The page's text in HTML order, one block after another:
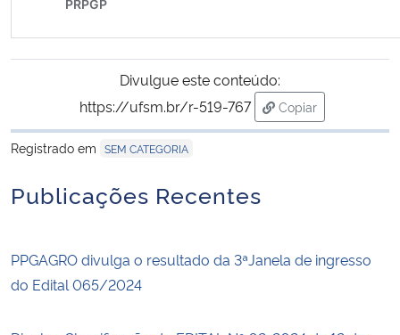
Advocacia-Geral da União
Divulgue este conteúdo:
https://ufsm.br/r-519-767
Copiar
para área de
Registrado em SEM CATEGORIA
Publicações Recentes
PPGAGRO divulga o resultado da 3ªJanela de ingresso
do Edital 065/2024